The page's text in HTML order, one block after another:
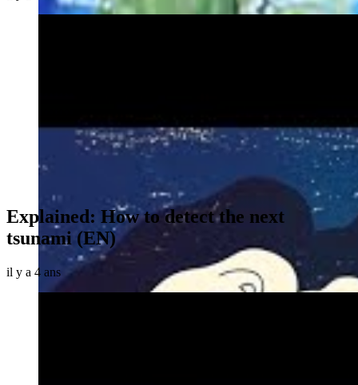
Explained: How to detect the next
tsunami (EN)
il y a 4 ans